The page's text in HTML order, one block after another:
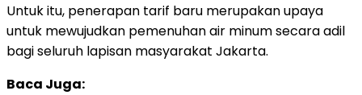
Untuk itu, penerapan tarif baru merupakan upaya
untuk mewujudkan pemenuhan air minum secara adil
bagi seluruh lapisan masyarakat Jakarta.
Baca Juga: